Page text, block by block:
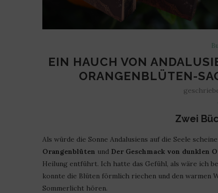
EIN HAUCH VON
ORANGENBLÜTEN-
Zwei
Als würde die Sonne Andalusiens auf die Seele
Orangenblüten und Der Geschmack von dunklen
Heilung entführt. Ich hatte das Gefühl, als wäre ich
konnte die Blüten förmlich riechen und den warmen
Sommerlicht hören.